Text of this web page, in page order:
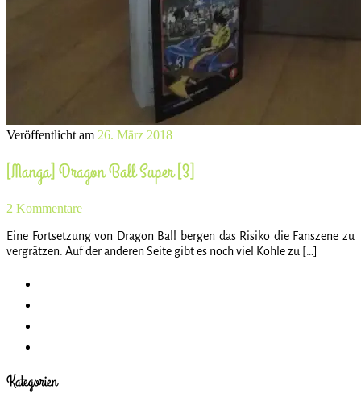
Veröffentlicht am 26. März 2018
[Manga] Dragon Ball Super [3]
2 Kommentare
Eine Fortsetzung von Dragon Ball bergen das Risiko die Fanszene zu
vergrätzen. Auf der anderen Seite gibt es noch viel Kohle zu […]
Kategorien